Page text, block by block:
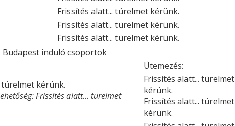
Frissítés alatt... türelmet kérünk.
Frissítés alatt... türelmet kérünk.
Frissítés alatt... türelmet kérünk.
Budapest induló csoportok
Ütemezés:
türelmet kérünk.
Frissítés alatt... türelmet
Frissítés alatt... türelmet
kérünk.
Frissítés alatt... türelmet
kérünk.